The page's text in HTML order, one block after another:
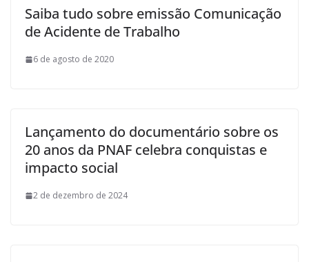
Saiba tudo sobre emissão Comunicação
de Acidente de Trabalho
6 de agosto de 2020
Lançamento do documentário sobre os
20 anos da PNAF celebra conquistas e
impacto social
2 de dezembro de 2024